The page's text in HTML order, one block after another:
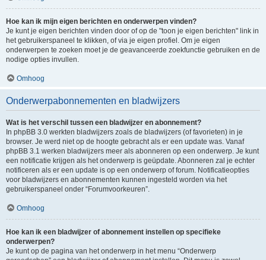
Hoe kan ik mijn eigen berichten en onderwerpen vinden?
Je kunt je eigen berichten vinden door of op de "toon je eigen berichten" link in
het gebruikerspaneel te klikken, of via je eigen profiel. Om je eigen
onderwerpen te zoeken moet je de geavanceerde zoekfunctie gebruiken en de
nodige opties invullen.
Omhoog
Onderwerpabonnementen en bladwijzers
Wat is het verschil tussen een bladwijzer en abonnement?
In phpBB 3.0 werkten bladwijzers zoals de bladwijzers (of favorieten) in je
browser. Je werd niet op de hoogte gebracht als er een update was. Vanaf
phpBB 3.1 werken bladwijzers meer als abonneren op een onderwerp. Je kunt
een notificatie krijgen als het onderwerp is geüpdate. Abonneren zal je echter
notificeren als er een update is op een onderwerp of forum. Notificatieopties
voor bladwijzers en abonnementen kunnen ingesteld worden via het
gebruikerspaneel onder “Forumvoorkeuren”.
Omhoog
Hoe kan ik een bladwijzer of abonnement instellen op specifieke
onderwerpen?
Je kunt op de pagina van het onderwerp in het menu “Onderwerp